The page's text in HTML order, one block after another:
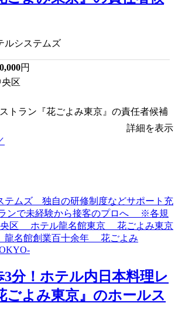
ルシステムズ
円
区
トラン『花ごよみ東京』の責任者候補
詳細を表示
3分！ホテル内日本料理レ
ごよみ東京』のホールス